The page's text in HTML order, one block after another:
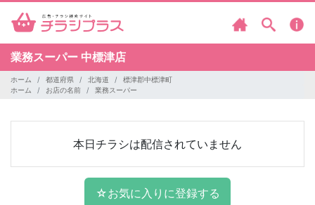
業務スーパー 中標津店
ホーム 都道府県 北海道
標津郡中標津町
ホーム
お店の名前 業務スーパー
本日チラシは配信されていません